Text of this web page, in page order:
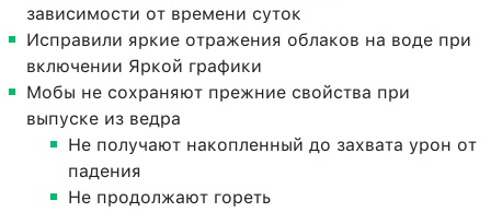
зависимости от времени суток
Исправили яркие отражения облаков на воде при
включении Яркой графики
Мобы не сохраняют прежние свойства при
выпуске из ведра
Не получают накопленный до захвата урон от
падения
Не продолжают гореть